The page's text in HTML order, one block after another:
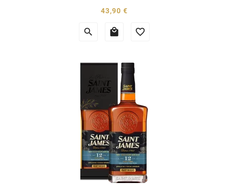
locaux, sans engrais ni pesticides chimiques et
43,90 €Prix
  